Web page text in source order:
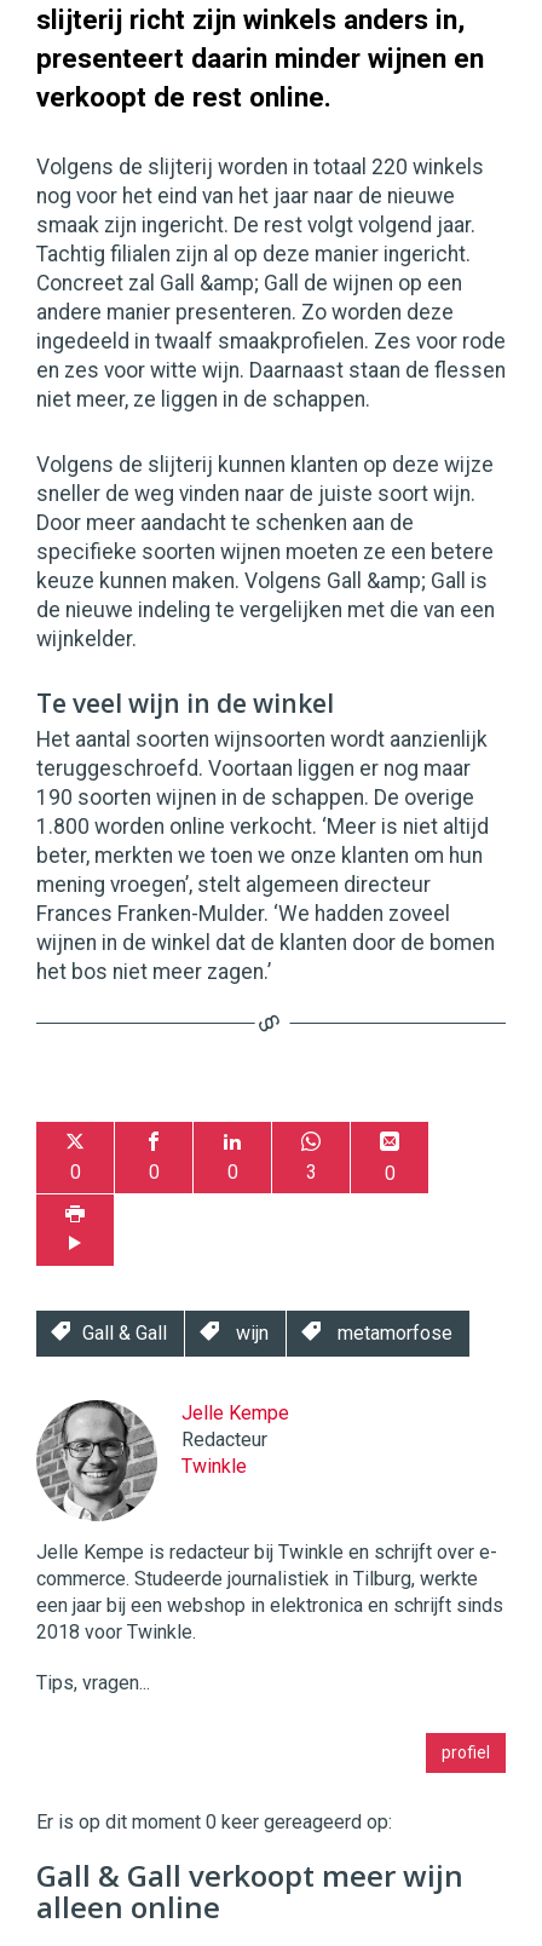
slijterij richt zijn winkels anders in,
presenteert daarin minder wijnen en
verkoopt de rest online.
Volgens de slijterij worden in totaal 220 winkels
nog voor het eind van het jaar naar de nieuwe
smaak zijn ingericht. De rest volgt volgend jaar.
Tachtig filialen zijn al op deze manier ingericht.
Concreet zal Gall &amp; Gall de wijnen op een
andere manier presenteren. Zo worden deze
ingedeeld in twaalf smaakprofielen. Zes voor rode
en zes voor witte wijn. Daarnaast staan de flessen
niet meer, ze liggen in de schappen.
Volgens de slijterij kunnen klanten op deze wijze
sneller de weg vinden naar de juiste soort wijn.
Door meer aandacht te schenken aan de
specifieke soorten wijnen moeten ze een betere
keuze kunnen maken. Volgens Gall &amp; Gall is
de nieuwe indeling te vergelijken met die van een
wijnkelder.
Te veel wijn in de winkel
Het aantal soorten wijnsoorten wordt aanzienlijk
teruggeschroefd. Voortaan liggen er nog maar
190 soorten wijnen in de schappen. De overige
1.800 worden online verkocht. ‘Meer is niet altijd
beter, merkten we toen we onze klanten om hun
mening vroegen’, stelt algemeen directeur
Frances Franken-Mulder. ‘We hadden zoveel
wijnen in de winkel dat de klanten door de bomen
het bos niet meer zagen.’
0 0 0 3 0
Gall & Gall wijn metamorfose
Jelle Kempe
Redacteur
Twinkle
Jelle Kempe is redacteur bij Twinkle en schrijft over e-
commerce. Studeerde journalistiek in Tilburg, werkte
een jaar bij een webshop in elektronica en schrijft sinds
2018 voor Twinkle.
Tips, vragen...
profiel
Commerce https://twinklemagazine.nl
96 54
Er is op dit moment 0 keer gereageerd op:
Gall & Gall verkoopt meer wijn
alleen online